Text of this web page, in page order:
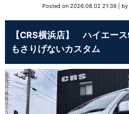
Posted on 2026.08.02 21:39 by
【CRS横浜店】 ハイエー
もさりげないカスタム